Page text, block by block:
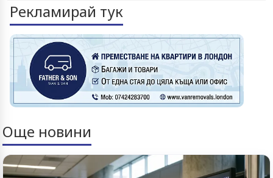
Рекламирай тук
Още новини